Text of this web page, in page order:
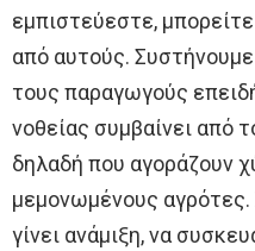
εμπιστεύεστε,
από αυτούς.
τους παραγωγούς
νοθείας συμβαίνει από
δηλαδή που αγοράζουν
μεμονωμένους αγρότες.
γίνει ανάμιξη, να